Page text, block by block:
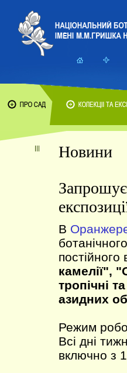
Новини
В
постійного
камелії",
тропічні
азидних
Режим
Всі дні
включно з